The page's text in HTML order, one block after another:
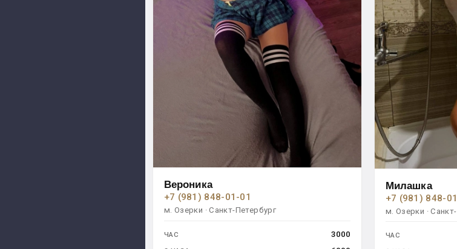
Вероника
+7 (981) 848-01-01
м. Озерки · Санкт-Петербург
ЧАС 3000
Милашка
+7 (981) 848-
м. Озерки ·
ЧАС